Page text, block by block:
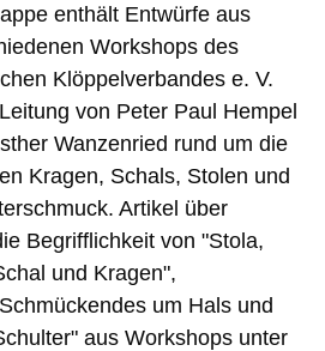
enthält Entwürfe aus
Workshops des
Klöppelverbandes e. V.
von Peter Paul Hempel
Wanzenried rund um die
Kragen, Schals, Stolen und
Artikel über
Begrifflichkeit von "Stola,
und Kragen",
um Hals und
aus Workshops unter